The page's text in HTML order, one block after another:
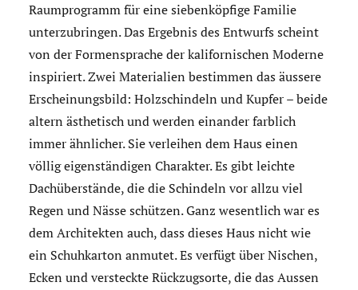
Raumprogramm für eine siebenköpfige Familie
unterzubringen. Das Ergebnis des Entwurfs scheint
von der Formensprache der kalifornischen Moderne
inspiriert. Zwei Materialien bestimmen das äussere
Erscheinungsbild: Holzschindeln und Kupfer – beide
altern ästhetisch und werden einander farblich
immer ähnlicher. Sie verleihen dem Haus einen
völlig eigenständigen Charakter. Es gibt leichte
Dachüberstände, die die Schindeln vor allzu viel
Regen und Nässe schützen. Ganz wesentlich war es
dem Architekten auch, dass dieses Haus nicht wie
ein Schuhkarton anmutet. Es verfügt über Nischen,
Ecken und versteckte Rückzugsorte, die das Aussen